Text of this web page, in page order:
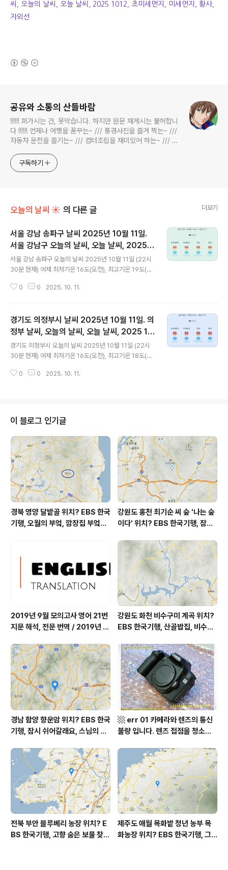
씨, 오늘의 날씨, 오늘 날씨, 2025 1012, 초미세먼지, 미세먼지, 황사,
자외선
공유와 소통의 산들바람
!!!!!! 퍼가시는 건, 못막습니다. 하지만 원문 재게시는 불허합니
다 !!!!!! 언제나 여행을 꿈꾸는~ /// 풍경사진을 즐겨 찍는~ ///
자동차 운전을 즐기는~ /// 컴터조립을 재미있어 하는~ /// 고
식하는 미드가 있는~ /// 사회적 이슈에 발언하는~ 不老巨
구독하기
오늘의 날씨 ☀ 의 다른 글 더보기
서울 강남 송파구 날씨 2025년 10월 11일.
서울 강남구 오늘의 날씨, 오늘 날씨, 2025 1
011, 초미세먼지, 미세먼지, 황사, 자외선
서울 강남 송파구 오늘의 날씨 2025년 10월 11일 (22시
30분 현재) 어제 최저기온 16도(오전), 최고기온 19도(오
도(오후) 어제보다 2도 높은 최저기온이고 어제보다 6도
최저기온이고, 오후 12시 - 15시 하루 중 최고기온입니다
* 눈비 올 확률은 위 이미지에서 시간별 기상 상태 참조
대기상황 공기질은 어제 초미세먼지 좋음 = 3 ㎍/m
³ 미세먼지는 좋음 = 5 ㎍/m³ 황사는 보통 = 4 ㎍/m³
자외선 (오후) = 보통 오늘 초미세먼지 좋음 = 9 ㎍/m³
미세먼지는 좋음 = ..
0 0 2025. 10. 11.
경기도 의정부시 날씨 2025년 10월 11일. 의
정부 날씨, 오늘의 날씨, 오늘 날씨, 2025 10
11, 초미세먼지, 미세먼지, 황사, 자외선
경기도 의정부시 오늘의 날씨 2025년 10월 11일 (22시
30분 현재) 어제 최저기온 16도(오전), 최고기온 18도(오
제와 같은 최저기온이고 어제보다 6도 높은 최고기온입니
시간별 기상 상태 참조 대기상황 공기질은어제초미
세먼지 좋음 = 5 ㎍/m³ 미세먼지는 좋음 = 3 ㎍/m³ 황
사는 보통 = 4 ㎍/m³ 자외선 (오후) = 보통 오늘초미세먼
지 좋음 = 2 ㎍/m³ 미세먼지는 좋음 = 3 ㎍/m³ 황사는
보통 = 2 ㎍/m³ 자외선 ..
0 0 2025. 10. 11.
이 블로그 인기글
경북 영양 달밭골 위치? EBS 한국
기행, 오월의 부엌, 깜장집 부엌은
한 곳, 영양읍 상원리. KBS 인간극
장 임분노미 할머니
강원도 홍천 최기순 씨 숲 '나는 숲
이다' 위치? EBS 한국기행, 잠시
군 최기순 씨 캠핑장 펜션 어디? /
강원도 홍천군 가볼 만한 곳, (구)
까르돈, kbs 인간극장
2019년 9월 모의고사 영어 21번
지문 해석, 전문 번역 / 2019년 9
역, 평가원 2019년 고3 9월 영어
영역 외국어영역 전문 해석, Engli
sh to Korean translation
강원도 화천 비수구미 계곡 위치?
EBS 한국기행, 산골밥집, 비수구
부 화천군 비수구미 낙타민박 어
디? / 강원도 화천군 가볼 만한 곳
비수구미 마을, 파로호
경남 함양 향운암 위치? EBS 한국
기행, 잠시 쉬어갈래요, 스님의 어
상남도 함양군 가볼 만한 곳, 용추
계곡 향운암 명천스님, 덕유산 황
석산 거망산 기백산
▩ err 01 카메라와 렌즈의 통신
불량 입니다. 렌즈 접점을 청소하
전북 부안 블루베리 농장 위치? E
BS 한국기행, 고향 숨은 보물 찾
제주도 애월 목화밭 청년 농부 목
화농장 위치? EBS 한국기행, 그